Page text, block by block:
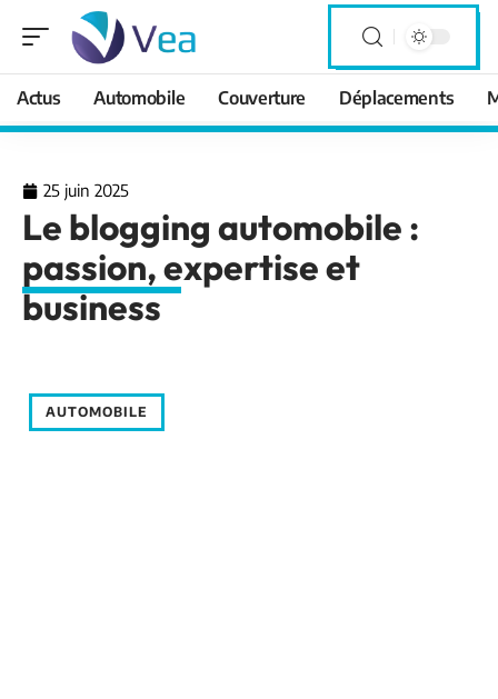
Actus Automobile Couverture Déplacements
25 juin 2025
Le blogging automobile :
passion, expertise et
business
AUTOMOBILE